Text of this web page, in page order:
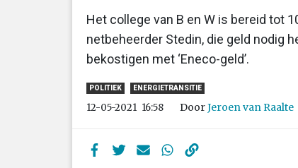
Het college van B en W is bereid tot
netbeheerder Stedin, die geld nodig
bekostigen met ‘Eneco-geld’.
POLITIEK ENERGIETRANSITIE
12-05-2021 16:58 DoorJeroen van Raalte